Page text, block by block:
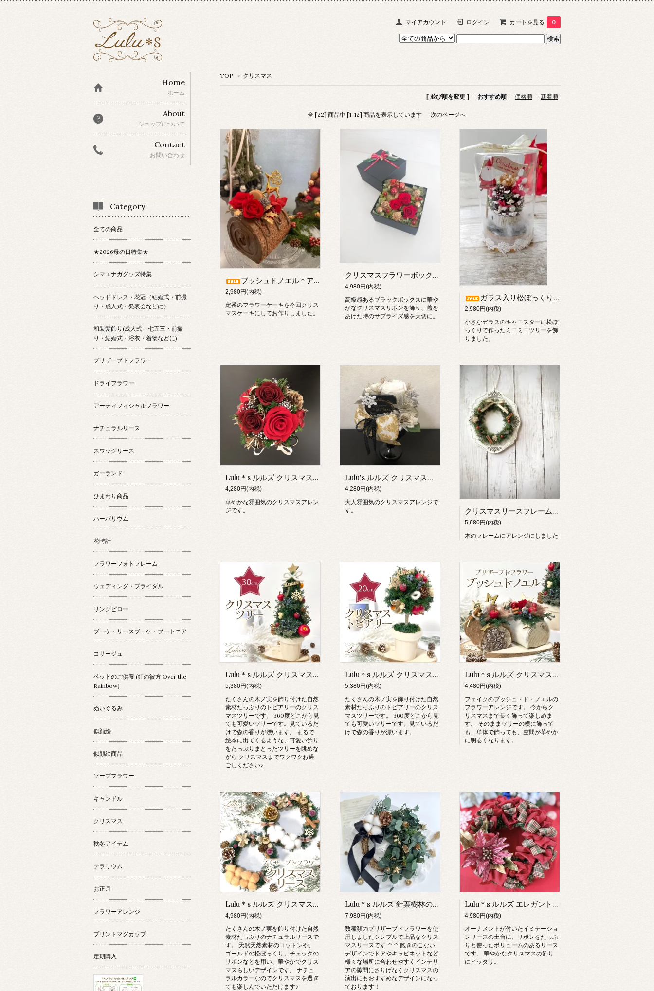
マイアカウント ログイン カートを見る 0
TOP > クリスマス
[ 並び順を変更 ] - おすすめ順 - 価格順 - 新着順
全 [22] 商品中 [1-12] 商品を表示しています 次のページへ
ブッシュドノエル＊アレンジ Lulu's-1920
2,980円(内税)
定番のフラワーケーキを今回クリス
マスケーキにしてお作りしました。
クリスマスフラワーボックス レッド
4,980円(内税)
高級感あるブラックボックスに華や
かなクリスマスリボンを飾り、蓋を
あけた時のサプライズ感を大切に。
ガラス入り松ぼっくりツリー
2,980円(内税)
小さなガラスのキャニスターに松ぼ
っくりで作ったミニミニツリーを飾
りました。
Lulu＊s ルルズ クリスマスアレンジ（赤）
4,280円(内税)
華やかな雰囲気のクリスマスアレン
ジです。
Lulu's ルルズ クリスマスアレンジ（白）
4,280円(内税)
大人雰囲気のクリスマスアレンジで
す。
クリスマスリースフレームアレンジ＊壁掛けインテリア
5,980円(内税)
木のフレームにアレンジにしました
Lulu＊s ルルズ クリスマスツリー
5,380円(内税)
たくさんの木ノ実を飾り付けた自然
素材たっぷりのトピアリーのクリス
マスツリーです。 360度どこから見
ても可愛いツリーです。見ているだ
けで森の香りが漂います。 まるで
絵本に出てくるような、可愛い飾り
をたっぷりまとったツリーを眺めな
がら クリスマスまでワクワクお過
ごしください♪
Lulu＊s ルルズ クリスマストピアリー
5,380円(内税)
たくさんの木ノ実を飾り付けた自然
素材たっぷりのトピアリーのクリス
マスツリーです。 360度どこから見
ても可愛いツリーです。見ているだ
けで森の香りが漂います。
Lulu＊s ルルズ クリスマス ブッシュドノエル フラワーケーキ
4,480円(内税)
フェイクのブッシュ・ド・ノエルの
フラワーアレンジです。 今からク
リスマスまで長く飾って楽しめま
す。 そのままツリーの横に飾って
も、単体で飾っても、空間が華やか
に明るくなります。
Lulu＊s ルルズ クリスマスリース ホワイト
4,980円(内税)
たくさんの木ノ実を飾り付けた自然
素材たっぷりのナチュラルリースで
す。 天然天然素材のコットンや、
ゴールドの松ぼっくり、チェックの
リボンなどを用い、華やかでクリス
マスらしいデザインです。 ナチュ
ラルカラーなのでクリスマスを過ぎ
ても楽しんでいただけます♪
Lulu＊s ルルズ 針葉樹林のクリスマスリース
7,980円(内税)
数種類のプリザーブドフラワーを使
用しましたシンプルで上品なクリス
マスリースです ^ ^ 飽きのこない
デザインでドアやキャビネットなど
様々な場所に合わせやすくインテリ
アの隙間にさりげなくクリスマスの
演出にもおすすめなデザインになっ
ております！
Lulu＊s ルルズ エレガントクリスマスリース
4,980円(内税)
オーナメントが付いたイミテーショ
ンリースの土台に、リボンをたっぷ
りと使ったボリュームのあるリース
です。 華やかなクリスマスの飾り
にピッタリ。
Home
ホーム
About
ショップについて
Contact
お問い合わせ
Category
全ての商品
★2026母の日特集★
シマエナガグッズ特集
ヘッドドレス・花冠（結婚式・前撮
り・成人式・発表会などに）
和装髪飾り(成人式・七五三・前撮
り・結婚式・浴衣・着物などに)
プリザーブドフラワー
ドライフラワー
アーティフィシャルフラワー
ナチュラルリース
スワッグリース
ガーランド
ひまわり商品
ハーバリウム
花時計
フラワーフォトフレーム
ウェディング・ブライダル
リングピロー
ブーケ・リースブーケ・ブートニア
コサージュ
ペットのご供養 (虹の彼方 Over the
Rainbow)
ぬいぐるみ
似顔絵
似顔絵商品
ソープフラワー
キャンドル
クリスマス
秋冬アイテム
テラリウム
お正月
フラワーアレンジ
プリントマグカップ
定期購入